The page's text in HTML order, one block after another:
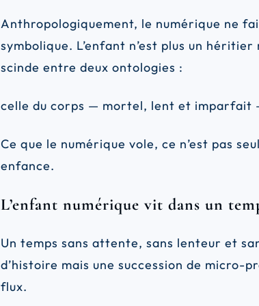
Anthropologiquement, le numérique ne
symbolique. L’enfant n’est plus un
scinde entre deux ontologies :
celle du corps — mortel, lent et
Ce que le numérique vole, ce n’est pas
enfance.
L’enfant numérique vit dans un
Un temps sans attente, sans lenteur et
d’histoire mais une succession de micro-
flux.